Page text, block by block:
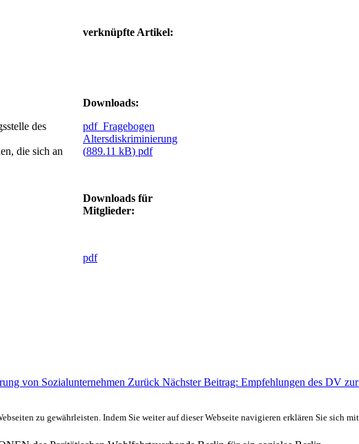
des
die sich an
verknüpfte Artikel:
Downloads:
pdfFragebogen
Altersdiskriminierung
(889.11 kB) pdf
Downloads für
Mitglieder:
pdf
von Sozialunternehmen Zurück Nächster Beitrag: Empfehlungen des DV
zu gewährleisten. Indem Sie weiter auf dieser Webseite navigieren erklären Sie sich